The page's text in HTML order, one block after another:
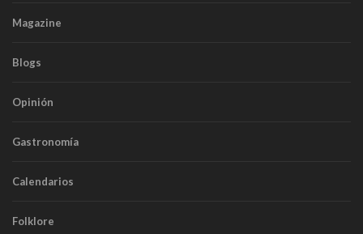
Magazine
Blogs
Opinión
Gastronomía
Calendarios
Folklore